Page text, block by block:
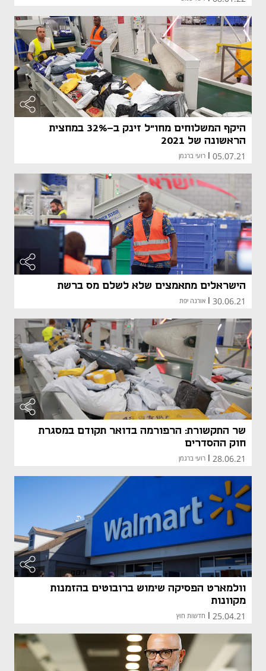
היקף המשלוחים מחו"ל זינק ב-32% במחצית
הראשונה של 2021
05.07.21 רועי ברגמן
הישראלים מתאמצים שלא לשלם מס ברשת
30.06.21 אורנה יפת
שר התקשורת: הרפורמה בדואר תקודם במסגרת
חוק ההסדרים
28.06.21
| רועי ברגמן
וולמארט הפסיקה שימוש ברובוטים בהזמנות
מקוונות
25.04.21
| חדשות חוץ